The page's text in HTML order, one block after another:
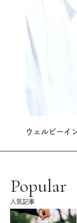
ウェルビーイ
Popular
人気記事